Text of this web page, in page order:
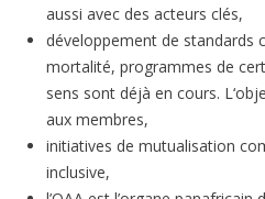
aussi avec des acteurs clés,
développement de standards
mortalité, programmes de
sens sont déjà en cours.
aux membres,
initiatives de mutualisation
inclusive,